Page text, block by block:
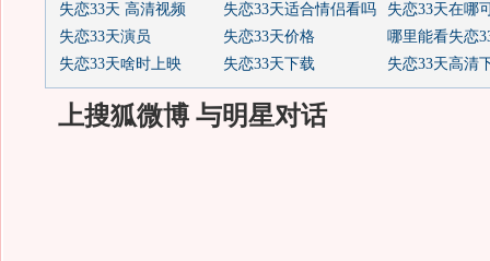
失恋33天 高清视频 失恋33天适合情侣看吗
失恋33天在哪
失恋33天演员
失恋33天价格
哪里能看失恋
失恋33天啥时上映
失恋33天下载 失恋33天高清
上搜狐微博 与明星对话